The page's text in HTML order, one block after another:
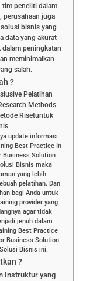
tim peneliti dalam
perusahaan juga
bisnis yang
data yang akurat
dalam peningkatan
meminimalkan
salah.
?
Pelatihan
Methods
Risetuntuk
update informasi
Best Practice In
Business Solution
Bisnis maka
yang lebih
pelatihan. Dan
bagi Anda untuk
provider yang
agar tidak
jenuh dalam
Best Practice
Business Solution
Bisnis ini.
?
Instruktur yang